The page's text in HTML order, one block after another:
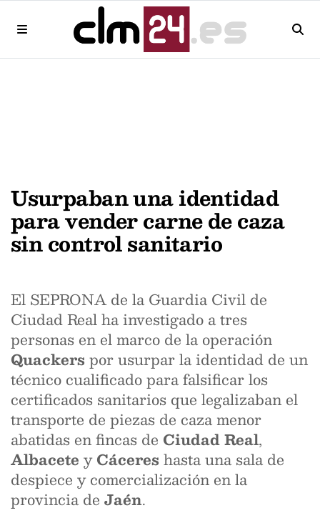
Usurpaban una identidad
para vender carne de caza
sin control sanitario
El SEPRONA de la Guardia Civil de
Ciudad Real ha investigado a tres
personas en el marco de la operación
Quackers por usurpar la identidad de un
técnico cualificado para falsificar los
certificados sanitarios que legalizaban el
transporte de piezas de caza menor
abatidas en fincas de Ciudad Real,
Albacete yCáceres hasta una sala de
despiece y comercialización en la
provincia de Jaén.